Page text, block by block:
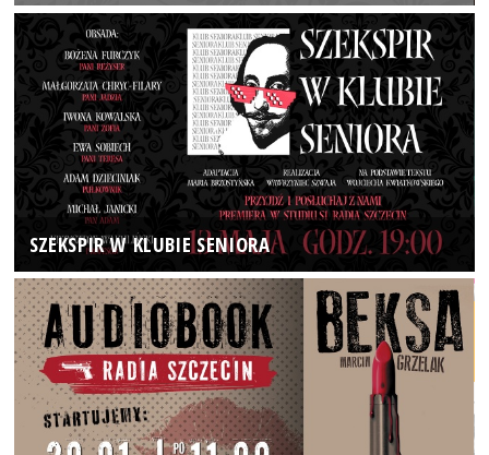
SZEKSPIR W KLUBIE SENIORA